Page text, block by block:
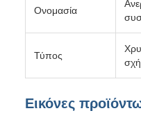
Ονομασία
Τύπος
Εικόνες